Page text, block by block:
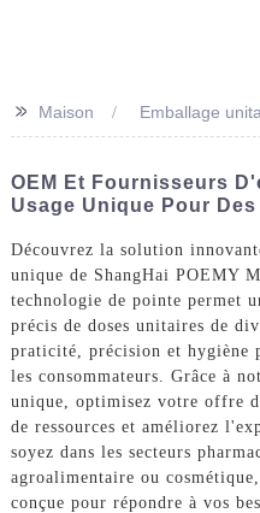
+86
>> Maison Emballage
OEM Et Fournisseurs
Usage Unique Pour
Découvrez la solution
unique de ShangHai POEMY
technologie de pointe permet
précis de doses unitaires de
praticité, précision et hygiène
les consommateurs. Grâce à
unique, optimisez votre offre
de ressources et améliorez
soyez dans les secteurs
agroalimentaire ou
conçue pour répondre à vos